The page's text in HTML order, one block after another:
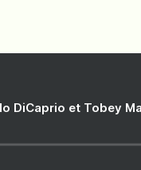
DiCaprio et Tobey